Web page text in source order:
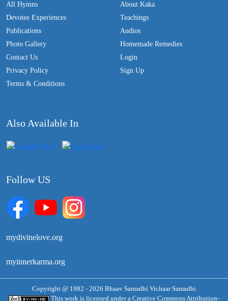
All Hymns
Devotee Experiences
Publications
Photo Gallery
Contact Us
Privacy Policy
Terms & Conditions
About Kaka
Teachings
Audios
Homemade Remedies
Login
Sign Up
Also Available In
Follow US
mydivinelove.org
myinnerkarma.org
Copyright @ 1982 - 2026 Bhaav Samadhi Vichaar Samadhi
This work is licensed under a Creative Commons Attribution-